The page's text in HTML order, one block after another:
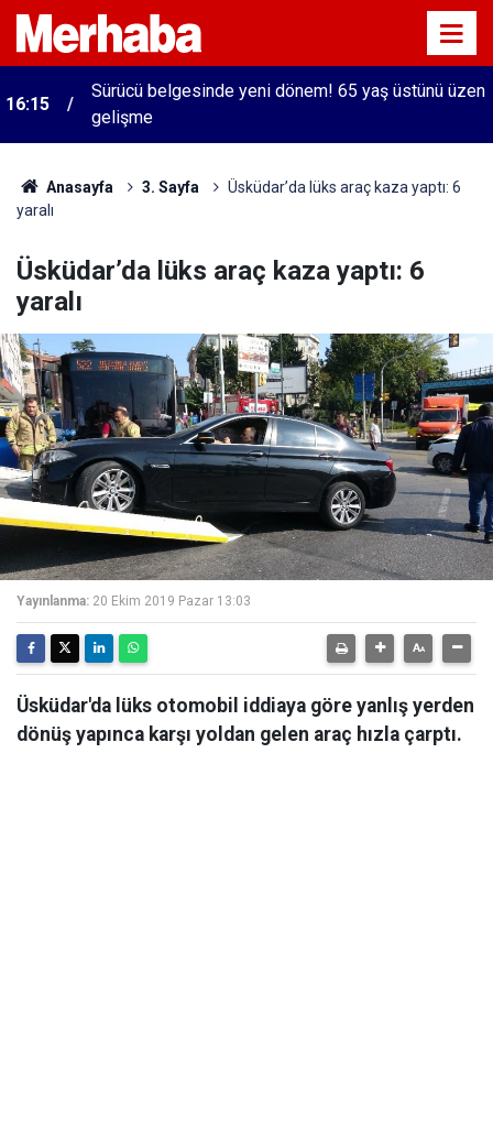
16:15
Sürücü belgesinde yeni dönem! 65 yaş üstünü üzen
gelişme
Anasayfa 3. Sayfa
Üsküdar’da lüks araç kaza yaptı: 6
yaralı
Üsküdar’da lüks araç kaza yaptı: 6
yaralı
Yayınlanma: 20 Ekim 2019 Pazar 13:03
Üsküdar'da lüks otomobil iddiaya göre yanlış yerden
dönüş yapınca karşı yoldan gelen araç hızla çarptı.